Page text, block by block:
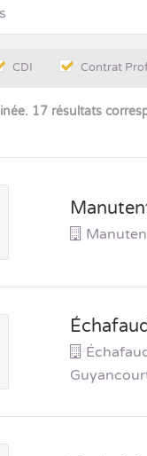
CDI Contrat
17 résultats